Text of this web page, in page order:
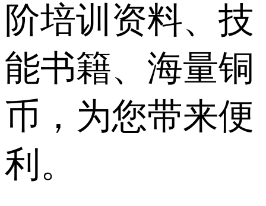
阶培训资料、技
能书籍、海量铜
币，为您带来便
利。